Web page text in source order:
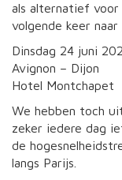
als alternatief
volgende keer
Dinsdag 24 juni
Avignon – Dijon
Hotel Montchapet
We hebben toch
zeker iedere dag
de
langs Parijs.